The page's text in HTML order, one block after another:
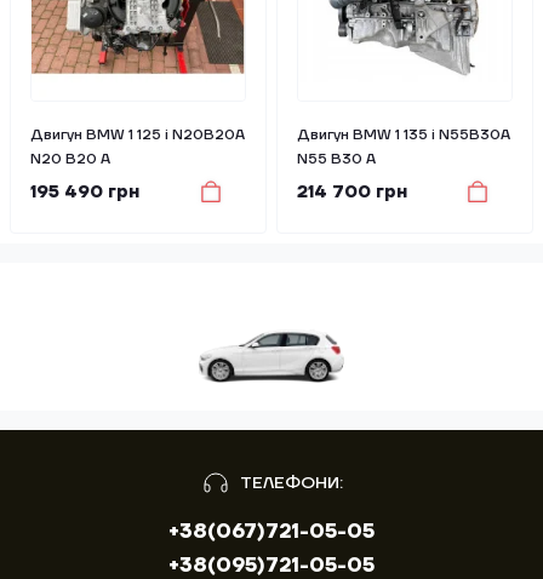
Двигун BMW 1 125 i N20B20A
N20 B20 A
195 490 грн
Двигун BMW 1 135 i N55B30A
N55 B30 A
214 700 грн
ТЕЛЕФОНИ:
+38(067)721-05-05
+38(095)721-05-05